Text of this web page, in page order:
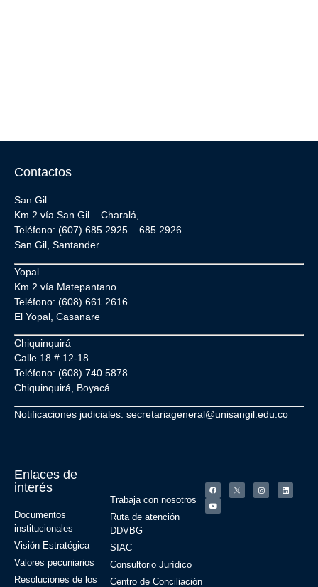
Contactos
San Gil
Km 2 vía San Gil – Charalá,
Teléfono: (607) 685 2925 – 685 2926
San Gil, Santander
Yopal
Km 2 vía Matepantano
Teléfono: (608) 661 2616
El Yopal, Casanare
Chiquinquirá
Calle 18 # 12-18
Teléfono: (608) 740 5878
Chiquinquirá, Boyacá
Notificaciones judiciales: secretariageneral@unisangil.edu.co
Enlaces de
interés
Documentos
institucionales
Visión Estratégica
Valores pecuniarios
Resoluciones de los
Trabaja con nosotros
Ruta de atención
DDVBG
SIAC
Consultorio Jurídico
Centro de Conciliación